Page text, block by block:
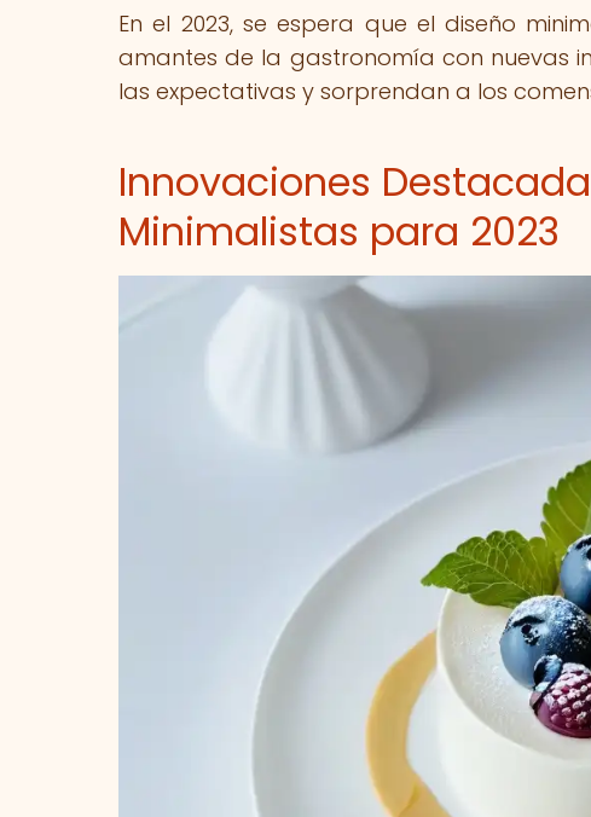
En el 2023, se espera que el diseño
amantes de la gastronomía con nuevas
las expectativas y sorprendan a los
Innovaciones
Minimalistas para 2023